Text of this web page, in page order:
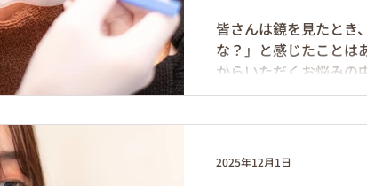
けでは決して落とすこ
皆さんは鏡を見たとき
な？」と感じたことは
からいただくお悩みの
です。何を隠そう、
か？ 今回は、その意外
2025年12月1日